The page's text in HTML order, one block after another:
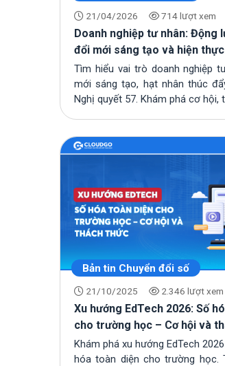
21/04/2026 714 lượt xem
Doanh nghiệp tư nhân: Động
đổi mới sáng tạo và hiện
quyết 57 tại Việt Nam
Tìm hiểu vai trò doanh nghiệp
mới sáng tạo, hạt nhân thúc
Nghị quyết 57. Khám phá cơ hội,
Bản tin Chuyển đổi số
21/10/2025 2.346 lượt xem
Xu hướng EdTech 2026: Số
cho trường học – Cơ hội và
Khám phá xu hướng EdTech
hóa toàn diện cho trường học.